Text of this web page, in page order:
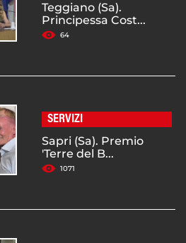
Teggiano (Sa).
Principessa Cost...
64
SERVIZI
Sapri (Sa). Premio
'Terre del B...
1071